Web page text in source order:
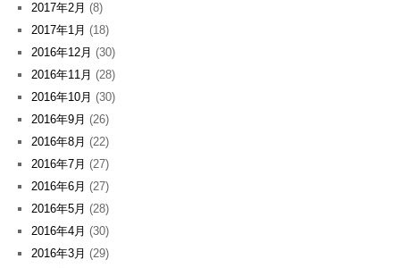
2017年2月 (8)
2017年1月 (18)
2016年12月 (30)
2016年11月 (28)
2016年10月 (30)
2016年9月 (26)
2016年8月 (22)
2016年7月 (27)
2016年6月 (27)
2016年5月 (28)
2016年4月 (30)
2016年3月 (29)